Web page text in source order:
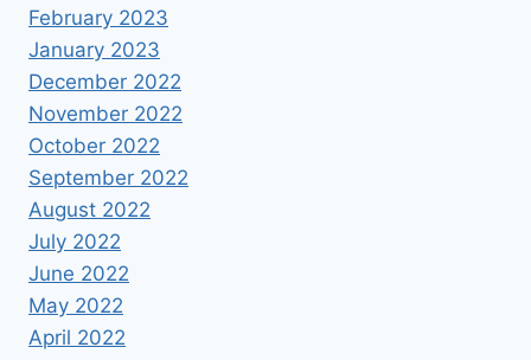
February 2023
January 2023
December 2022
November 2022
October 2022
September 2022
August 2022
July 2022
June 2022
May 2022
April 2022